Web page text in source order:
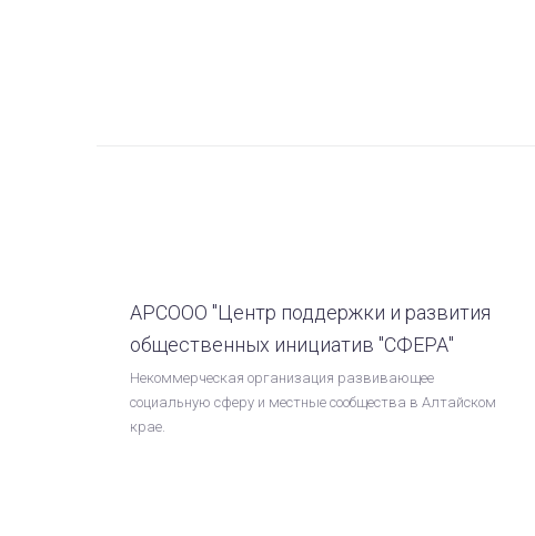
АРСООО "Центр поддержки и развития
общественных инициатив "СФЕРА"
Некоммерческая организация развивающее
социальную сферу и местные сообщества в Алтайском
крае.